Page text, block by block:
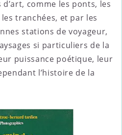
comme les ponts, les
tranchées, et par les
stations de voyageur,
si particuliers de la
puissance poétique, leur
l’histoire de la